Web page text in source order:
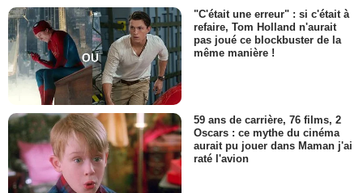
"C'était une erreur" : si c'était à
refaire, Tom Holland n'aurait
pas joué ce blockbuster de la
même manière !
59 ans de carrière, 76 films, 2
Oscars : ce mythe du cinéma
aurait pu jouer dans Maman j'ai
raté l'avion